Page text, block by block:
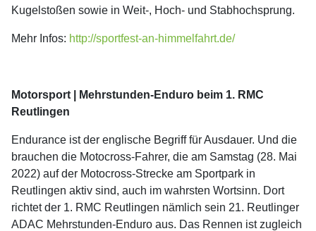
Kugelstoßen sowie in Weit-, Hoch- und Stabhochsprung.
Mehr Infos: http://sportfest-an-himmelfahrt.de/
Motorsport | Mehrstunden-Enduro beim 1. RMC
Reutlingen
Endurance ist der englische Begriff für Ausdauer. Und die
brauchen die Motocross-Fahrer, die am Samstag (28. Mai
2022) auf der Motocross-Strecke am Sportpark in
Reutlingen aktiv sind, auch im wahrsten Wortsinn. Dort
richtet der 1. RMC Reutlingen nämlich sein 21. Reutlinger
ADAC Mehrstunden-Enduro aus. Das Rennen ist zugleich